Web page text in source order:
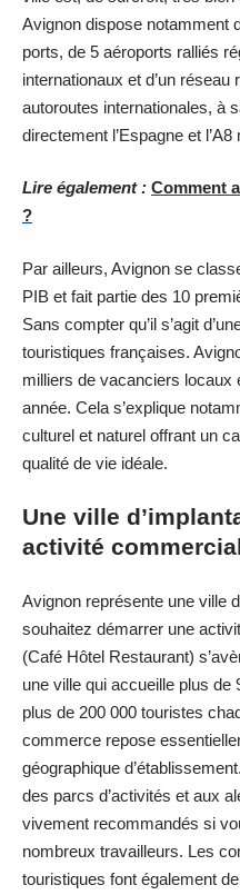
Avignon dispose notamment
ports, de 5 aéroports ralliés
internationaux et d’un réseau
autoroutes internationales, à
directement l’Espagne et
Lire également : Comment
?
Par ailleurs, Avignon se
PIB et fait partie des 10
Sans compter qu’il s’agit
touristiques françaises.
milliers de vacanciers locaux
année. Cela s’explique
culturel et naturel offrant un
qualité de vie idéale.
Une ville
activité
Avignon représente une ville
souhaitez démarrer une
(Café Hôtel Restaurant)
une ville qui accueille plus de
plus de 200 000 touristes
commerce repose
géographique
des parcs d’activités et aux
vivement recommandés si
nombreux travailleurs. Les
touristiques font également